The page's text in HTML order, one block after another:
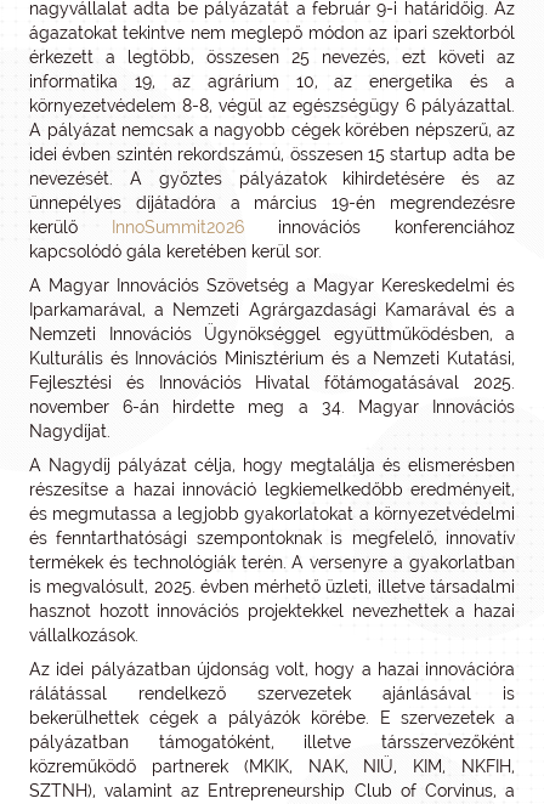
nagyvállalat adta be pályázatát a február 9-i határidőig. Az
ágazatokat tekintve nem meglepő módon az ipari szektorból
érkezett a legtöbb, összesen 25 nevezés, ezt követi az
informatika 19, az agrárium 10, az energetika és a
környezetvédelem 8-8, végül az egészségügy 6 pályázattal.
A pályázat nemcsak a nagyobb cégek körében népszerű, az
idei évben szintén rekordszámú, összesen 15 startup adta be
nevezését. A győztes pályázatok kihirdetésére és az
ünnepélyes díjátadóra a március 19-én megrendezésre
kerülő
InnoSummit2026 innovációs konferenciához
kapcsolódó gála keretében kerül sor.
A Magyar Innovációs Szövetség a Magyar Kereskedelmi és
Iparkamarával, a Nemzeti Agrárgazdasági Kamarával és a
Nemzeti Innovációs Ügynökséggel együttműködésben, a
Kulturális és Innovációs Minisztérium és a Nemzeti Kutatási,
Fejlesztési és Innovációs Hivatal főtámogatásával 2025.
november 6-án hirdette meg a 34. Magyar Innovációs
Nagydíjat.
A Nagydíj pályázat célja, hogy megtalálja és elismerésben
részesítse a hazai innováció legkiemelkedőbb eredményeit,
és megmutassa a legjobb gyakorlatokat a környezetvédelmi
és fenntarthatósági szempontoknak is megfelelő, innovatív
termékek és technológiák terén. A versenyre a gyakorlatban
is megvalósult, 2025. évben mérhető üzleti, illetve társadalmi
hasznot hozott innovációs projektekkel nevezhettek a hazai
vállalkozások.
Az idei pályázatban újdonság volt, hogy a hazai innovációra
rálátással rendelkező szervezetek ajánlásával is
bekerülhettek cégek a pályázók körébe. E szervezetek a
pályázatban támogatóként, illetve társszervezőként
közreműködő partnerek (MKIK, NAK, NIÜ, KIM, NKFIH,
SZTNH), valamint az Entrepreneurship Club of Corvinus, a